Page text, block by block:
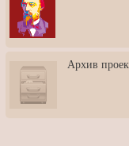
3: Обусловленности
человека и их влияние на
карьеру
скульптором Дмитрием
Тугариновым
АртБульвар в День
Архив